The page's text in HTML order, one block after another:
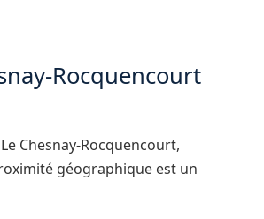
Rocquencourt
Chesnay-Rocquencourt,
géographique est un